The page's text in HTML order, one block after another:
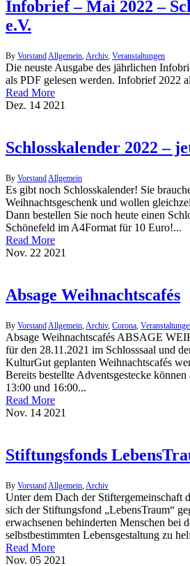
Infobrief – Mai 2022 –
e.V.
By VorstandAllgemein,Archiv, Veranstaltungen
Die neuste Ausgabe des jährlichen
als PDF gelesen werden. Infobrief 2022
Read More
Dez. 14 2021
Schlosskalender 2022 –
By VorstandAllgemein
Es gibt noch Schlosskalender! Sie
Weihnachtsgeschenk und wollen
Dann bestellen Sie noch heute einen
Schönefeld im A4Format für 10 Euro!...
Read More
Nov. 22 2021
Absage Weihnachtscafés
By VorstandAllgemein,Archiv, Corona,
Absage Weihnachtscafés ABSAGE
für den 28.11.2021 im Schlosssaal und
KulturGut geplanten Weihnachtscafés
Bereits bestellte Adventsgestecke
13:00 und 16:00...
Read More
Nov. 14 2021
Stiftungsfonds
By Vorstand Allgemein Archiv
Unter dem Dach der Stiftergemeinschaft
sich der Stiftungsfond „LebensTraum“
erwachsenen behinderten Menschen bei
selbstbestimmten Lebensgestaltung zu
Read More
Nov. 05 2021